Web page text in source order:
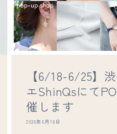
【6/18-6/25】
エShinQsにて
催します
2026年6月18日